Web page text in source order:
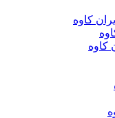
کاوه
کاوه